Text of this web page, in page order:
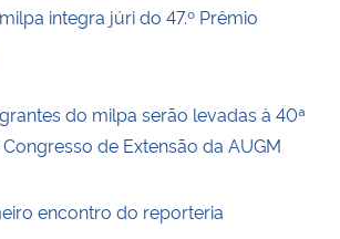
integra júri do 47.º Prêmio
do milpa serão levadas à 40ª
de Extensão da AUGM
encontro do reporteria